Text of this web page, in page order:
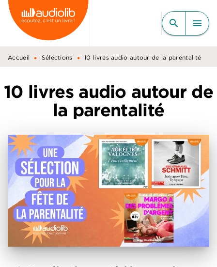
MENU RECHERCHE
CONTENU
PIED DE PAGE
search menu
Accueil • Sélections • 10 livres audio autour de la parentalité
10 livres audio autour de
la parentalité